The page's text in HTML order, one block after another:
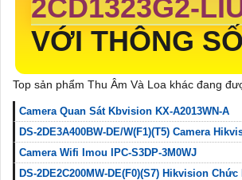
2CD1323G2-
VỚI THÔNG SỐ
Top sản phẩm Thu Âm Và Loa khác đang
Camera Quan Sát Kbvision KX-A2013WN-A
DS-2DE3A400BW-DE/W(F1)(T5) Camera
Camera Wifi Imou IPC-S3DP-3M0WJ
DS-2DE2C200MW-DE(F0)(S7) Hikvision Chức